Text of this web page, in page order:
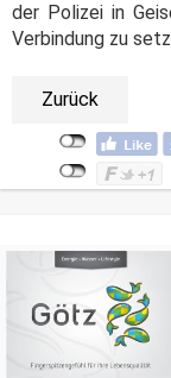
der Polizei in
Verbindung zu
Zurück